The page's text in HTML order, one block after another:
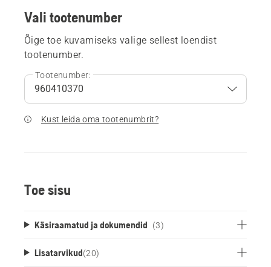
Vali tootenumber
Õige toe kuvamiseks valige sellest loendist
tootenumber.
Tootenumber:
Kust leida oma tootenumbrit?
Toe sisu
Käsiraamatud ja dokumendid (3)
Lisatarvikud(20)